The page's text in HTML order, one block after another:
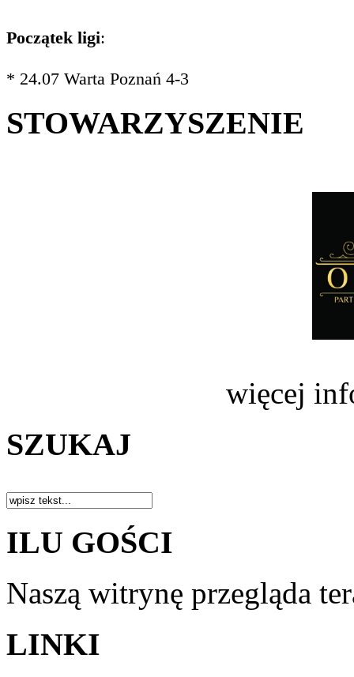
Początek ligi:
* 24.07 Warta Poznań 4-3
STOWARZYSZENIE
więcej
SZUKAJ
ILU GOŚCI
Naszą witrynę przegląda
LINKI